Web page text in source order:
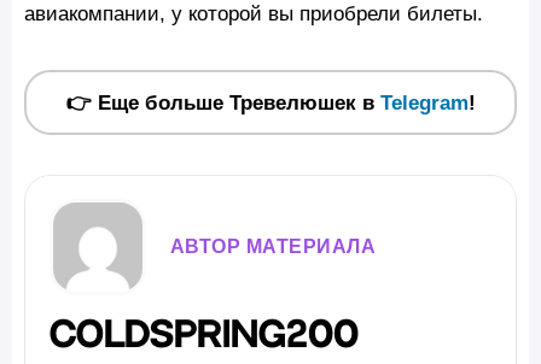
авиакомпании, у которой вы приобрели билеты.
👉 Еще больше Тревелюшек в Telegram!
АВТОР МАТЕРИАЛА
coldspring200